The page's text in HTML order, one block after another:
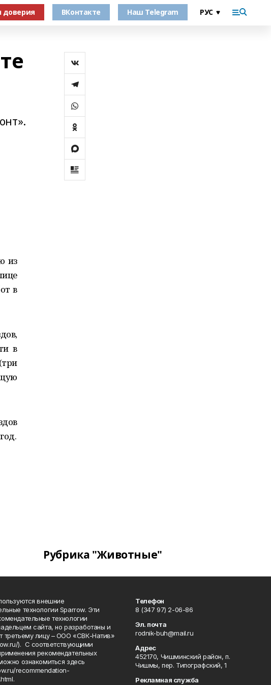
доверия ВКонтакте Наш Telegram
из
в
в
Рубрика "Животные"
внешние
технологии Sparrow. Эти
технологии
сайта, но разработаны и
третьему лицу – ООО «СВК-Натив»
). С соответствующими
рекомендательных
ознакомиться здесь
recommendation-
Телефон
8 (347 97) 2-06-86
Эл. почта
rodnik-buh@mail.ru
Адрес
452170, Чишминский район, п.
Чишмы, пер. Типографский, 1
Рекламная служба